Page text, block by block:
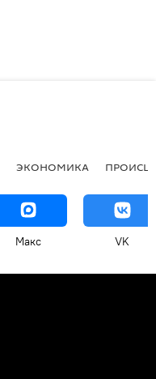
ЭКОНОМИКА
Макс VK